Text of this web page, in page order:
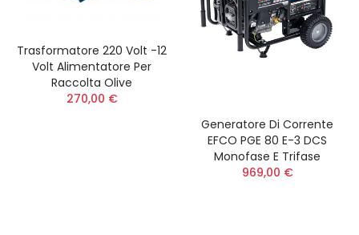
Trasformatore 220 Volt -12
Volt Alimentatore Per
Raccolta Olive
270,00 €
Generatore Di Corrente
EFCO PGE 80 E-3 DCS
Monofase E Trifase
969,00 €